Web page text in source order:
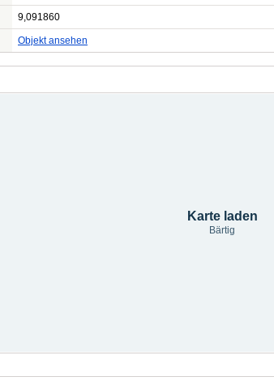
9,091860
Objekt ansehen
Karte laden
Bärtig